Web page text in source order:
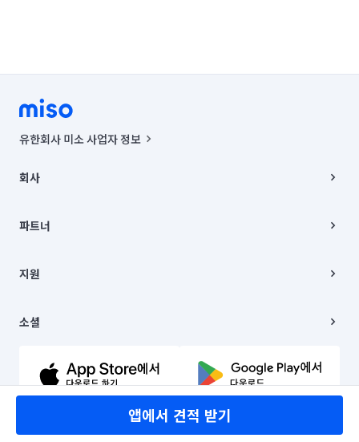
앱에서 견적 받기
유한회사 미소 사업자 정보
00019 |
주소 | 본사: 서울특별시 종로구 율곡로 6(중학동, 트윈트리빌딩) B동 5층
컨택센터 : 서울특별시 종로구 수송동 율곡로 24, 7층, 8층 미소
상품, 상품정보, 거래에 관한 의무와 책임은 거래당사자에게 있습니다.
언론 보도 관련 문의:
© 유한회사 미소. Miso, Inc. All Rights Reserved.
회사
채용
파트너
이사
지원
이용약관
문의하기
소셜
유튜브